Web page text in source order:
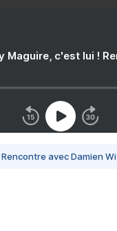
Maguire, c'est lui !
avec Damien